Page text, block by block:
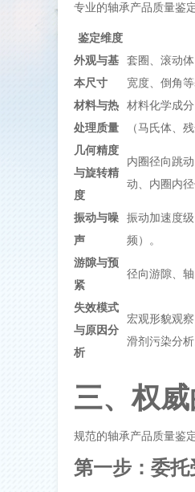
专业的轴承产品质量鉴
鉴定维度
外观与基
本尺寸
套圈、滚动
宽度、倒角
材料与热
处理质量
材料化学成
（马氏体、
几何精度
与旋转精
度
内圈径向跳
动、内圈内
振动与噪
声
振动加速度
频）。
游隙与预
紧
径向游隙、
失效模式
与原因分
析
宏观形貌观
滑剂污染分析
三、权
规范的轴承产品质量鉴
第一步：委